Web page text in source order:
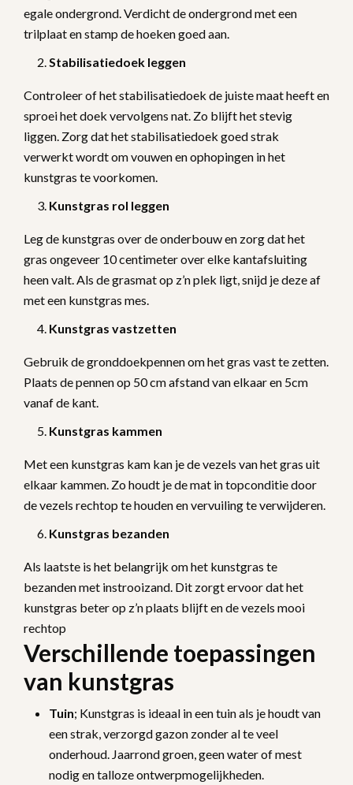
egale ondergrond. Verdicht de ondergrond met een
trilplaat en stamp de hoeken goed aan.
Stabilisatiedoek leggen
Controleer of het stabilisatiedoek de juiste maat heeft en
sproei het doek vervolgens nat. Zo blijft het stevig
liggen. Zorg dat het stabilisatiedoek goed strak
verwerkt wordt om vouwen en ophopingen in het
kunstgras te voorkomen.
Kunstgras rol leggen
Leg de kunstgras over de onderbouw en zorg dat het
gras ongeveer 10 centimeter over elke kantafsluiting
heen valt. Als de grasmat op z’n plek ligt, snijd je deze af
met een kunstgras mes.
Kunstgras vastzetten
Gebruik de gronddoekpennen om het gras vast te zetten.
Plaats de pennen op 50 cm afstand van elkaar en 5cm
vanaf de kant.
Kunstgras kammen
Met een kunstgras kam kan je de vezels van het gras uit
elkaar kammen. Zo houdt je de mat in topconditie door
de vezels rechtop te houden en vervuiling te verwijderen.
Kunstgras bezanden
Als laatste is het belangrijk om het kunstgras te
bezanden met instrooizand. Dit zorgt ervoor dat het
kunstgras beter op z’n plaats blijft en de vezels mooi
rechtop
Verschillende toepassingen
van kunstgras
Tuin; Kunstgras is ideaal in een tuin als je houdt van
een strak, verzorgd gazon zonder al te veel
onderhoud. Jaarrond groen, geen water of mest
nodig en talloze ontwerpmogelijkheden.